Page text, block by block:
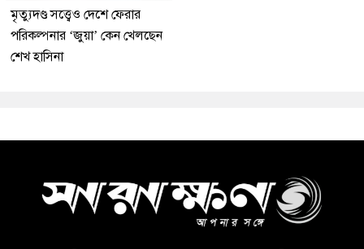
মৃত্যুদণ্ড সত্ত্বেও দেশে ফেরার
পরিকল্পনার ‘জুয়া’ কেন খেলছেন
শেখ হাসিনা